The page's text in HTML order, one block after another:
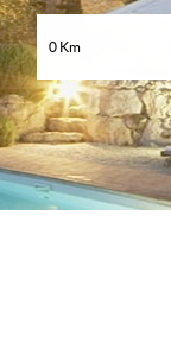
Qui sommes-nous ?
Recrutement
0 Km